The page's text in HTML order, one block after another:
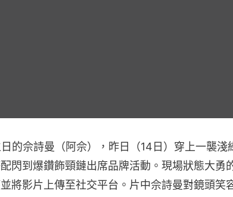
的佘詩曼（阿佘），昨日（14日）穿上一襲淺
閃到爆鑽飾頸鏈出席品牌活動。現場狀態大勇
將影片上傳至社交平台。片中佘詩曼對鏡頭笑